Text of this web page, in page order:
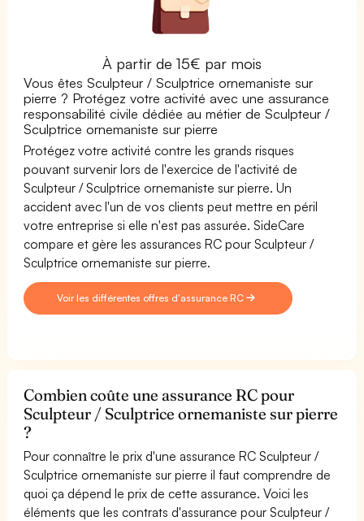
À partir de 15€ par mois
Vous êtes Sculpteur / Sculptrice ornemaniste sur
pierre ? Protégez votre activité avec une assurance
responsabilité civile dédiée au métier de Sculpteur /
Sculptrice ornemaniste sur pierre
Protégez votre activité contre les grands risques
pouvant survenir lors de l'exercice de l'activité de
Sculpteur / Sculptrice ornemaniste sur pierre. Un
accident avec l'un de vos clients peut mettre en péril
votre entreprise si elle n'est pas assurée. SideCare
compare et gère les assurances RC pour Sculpteur /
Sculptrice ornemaniste sur pierre.
Voir les différentes offres d'assurance RC
Combien coûte une assurance RC pour
Sculpteur / Sculptrice ornemaniste sur pierre
?
Pour connaître le prix d'une assurance RC Sculpteur /
Sculptrice ornemaniste sur pierre il faut comprendre de
quoi ça dépend le prix de cette assurance. Voici les
éléments que les contrats d'assurance pour Sculpteur /